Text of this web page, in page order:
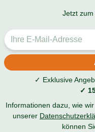
Jetzt
✓ Exklusive
✓
Informationen dazu, wie
unserer
können